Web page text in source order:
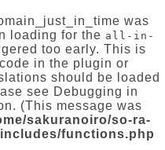
was
loading for the all-in-
too early. This is
in the plugin or
should be loaded
see Debugging in
(This message was
sakuranoiro/so-ra-
functions.php